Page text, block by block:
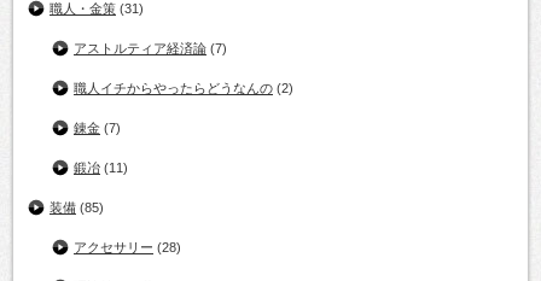
職人・金策 (31)
アストルティア経済論 (7)
職人イチからやったらどうなんの (2)
錬金 (7)
鍛冶 (11)
装備 (85)
アクセサリー (28)